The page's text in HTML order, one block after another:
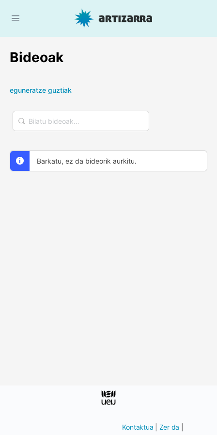
Bideoak
eguneratze guztiak
Bilatu
bideoak…
Barkatu, ez da bideorik aurkitu.
Kontaktua Zer da